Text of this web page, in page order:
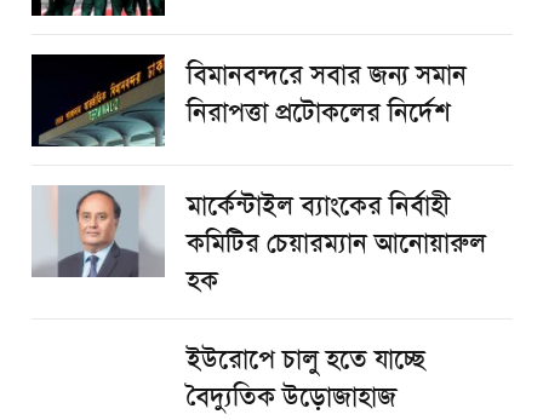
বিমানবন্দরে সবার জন্য সমান
নিরাপত্তা প্রটোকলের নির্দেশ
মার্কেন্টাইল ব্যাংকের নির্বাহী
কমিটির চেয়ারম্যান আনোয়ারুল
হক
ইউরোপে চালু হতে যাচ্ছে
বৈদ্যুতিক উড়োজাহাজ